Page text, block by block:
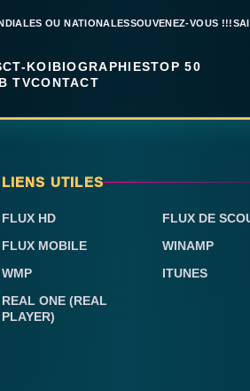
OU NATIONALESSOUVENEZ-VOUS !!!
CT-KOIBIOGRAPHIESTOP 50
TVCONTACT
LIENS UTILES
FLUX HD
FLUX DE
FLUX MOBILE
WINAMP
WMP
ITUNES
REAL ONE (REAL
PLAYER)